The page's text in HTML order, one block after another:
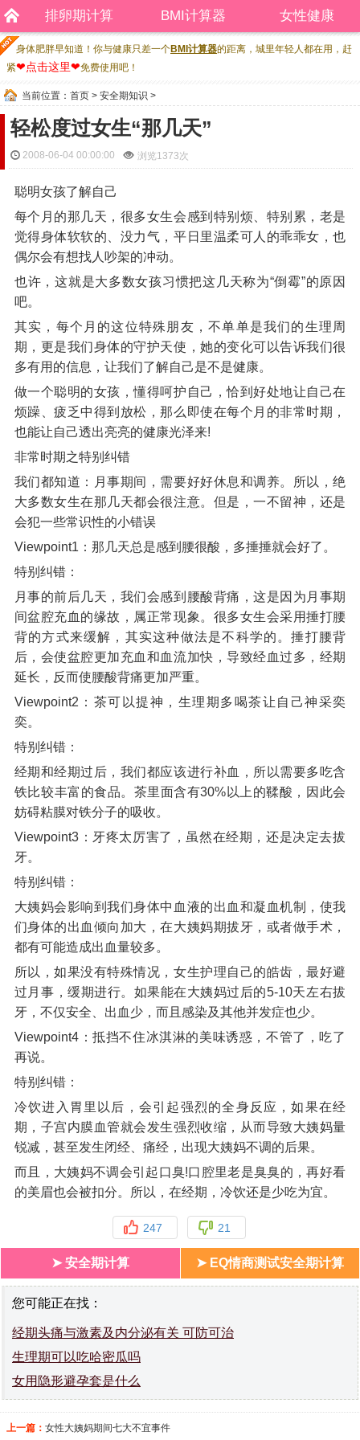
排卵期计算 BMI计算器 女性健康
身体肥胖早知道！你与健康只差一个BMI计算器的距离，城里年轻人都在用，赶
紧❤点击这里❤免费使用吧！
当前位置： 首页 > 安全期知识 >
轻松度过女生“那几天”
2008-06-04 00:00:00 浏览1373次
聪明女孩了解自己
每个月的那几天，很多女生会感到特别烦、特别累，老是
觉得身体软软的、没力气，平日里温柔可人的乖乖女，也
偶尔会有想找人吵架的冲动。
也许，这就是大多数女孩习惯把这几天称为“倒霉”的原因
吧。
其实，每个月的这位特殊朋友，不单单是我们的生理周
期，更是我们身体的守护天使，她的变化可以告诉我们很
多有用的信息，让我们了解自己是不是健康。
做一个聪明的女孩，懂得呵护自己，恰到好处地让自己在
烦躁、疲乏中得到放松，那么即使在每个月的非常时期，
也能让自己透出亮亮的健康光泽来!
非常时期之特别纠错
我们都知道：月事期间，需要好好休息和调养。所以，绝
大多数女生在那几天都会很注意。但是，一不留神，还是
会犯一些常识性的小错误
Viewpoint1：那几天总是感到腰很酸，多捶捶就会好了。
特别纠错：
月事的前后几天，我们会感到腰酸背痛，这是因为月事期
间盆腔充血的缘故，属正常现象。很多女生会采用捶打腰
背的方式来缓解，其实这种做法是不科学的。捶打腰背
后，会使盆腔更加充血和血流加快，导致经血过多，经期
延长，反而使腰酸背痛更加严重。
Viewpoint2：茶可以提神，生理期多喝茶让自己神采奕
奕。
特别纠错：
经期和经期过后，我们都应该进行补血，所以需要多吃含
铁比较丰富的食品。茶里面含有30%以上的鞣酸，因此会
妨碍粘膜对铁分子的吸收。
Viewpoint3：牙疼太厉害了，虽然在经期，还是决定去拔
牙。
特别纠错：
大姨妈会影响到我们身体中血液的出血和凝血机制，使我
们身体的出血倾向加大，在大姨妈期拔牙，或者做手术，
都有可能造成出血量较多。
所以，如果没有特殊情况，女生护理自己的皓齿，最好避
过月事，缓期进行。如果能在大姨妈过后的5-10天左右拔
牙，不仅安全、出血少，而且感染及其他并发症也少。
Viewpoint4：抵挡不住冰淇淋的美味诱惑，不管了，吃了
再说。
特别纠错：
冷饮进入胃里以后，会引起强烈的全身反应，如果在经
期，子宫内膜血管就会发生强烈收缩，从而导致大姨妈量
锐减，甚至发生闭经、痛经，出现大姨妈不调的后果。
而且，大姨妈不调会引起口臭!口腔里老是臭臭的，再好看
的美眉也会被扣分。所以，在经期，冷饮还是少吃为宜。
247 21
➤ 安全期计算 ➤ EQ情商测试安全期计算
您可能正在找：
经期头痛与激素及内分泌有关 可防可治
生理期可以吃哈密瓜吗
女用隐形避孕套是什么
上一篇： 女性大姨妈期间七大不宜事件